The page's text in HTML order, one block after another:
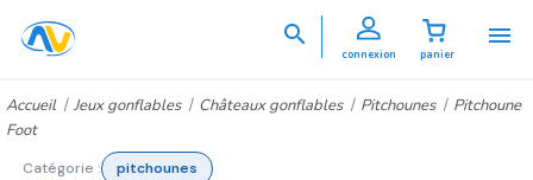

panier
connexion

Accueil Jeux gonflables Châteaux gonflables Pitchounes
Pitchoune
Foot
Catégorie : pitchounes